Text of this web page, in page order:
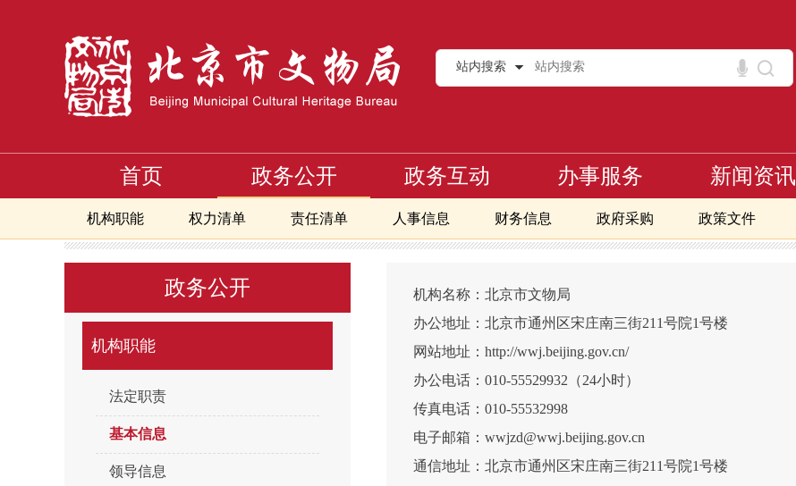
站内搜索
首页 政务公开
机构职能 权力清单 责任清单 人事信息 财务信息 政府采购 政策文件
政府网站工作报告 重点领域
政务互动 办事服务 新闻资讯
首页>政务公开 机构职能> 基本信息
政务公开
机构职能
法定职责
基本信息
领导信息
机构名称：北京市文物局
办公地址：北京市通州区宋庄南三街211号院1号楼
网站地址：http://wwj.beijing.gov.cn/
办公电话：010-55529932（24小时）
传真电话：010-55532998
电子邮箱：wwjzd@wwj.beijing.gov.cn
通信地址：北京市通州区宋庄南三街211号院1号楼